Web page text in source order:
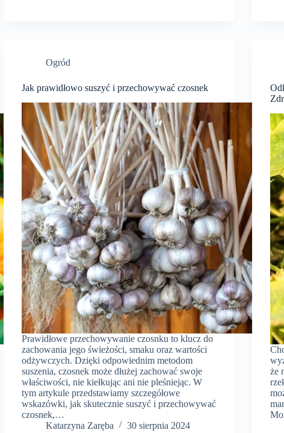
Ogród
Jak prawidłowo suszyć i przechowywać czosnek
Prawidłowe przechowywanie czosnku to klucz do
zachowania jego świeżości, smaku oraz wartości
odżywczych. Dzięki odpowiednim metodom
suszenia, czosnek może dłużej zachować swoje
właściwości, nie kiełkując ani nie pleśniejąc. W
tym artykule przedstawiamy szczegółowe
wskazówki, jak skutecznie suszyć i przechowywać
czosnek,…
Katarzyna Zaręba
30 sierpnia 2024
że